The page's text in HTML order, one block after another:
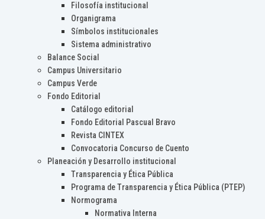
Filosofía institucional
Organigrama
Símbolos institucionales
Sistema administrativo
Balance Social
Campus Universitario
Campus Verde
Fondo Editorial
Catálogo editorial
Fondo Editorial Pascual Bravo
Revista CINTEX
Convocatoria Concurso de Cuento
Planeación y Desarrollo institucional
Transparencia y Ética Pública
Programa de Transparencia y Ética Pública (PTEP)
Normograma
Normativa Interna